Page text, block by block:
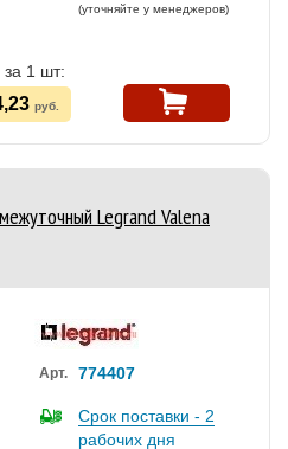
(уточняйте у менеджеров)
1 шт:
руб.
Legrand Valena
Арт. 774407
Срок поставки - 2
рабочих дня